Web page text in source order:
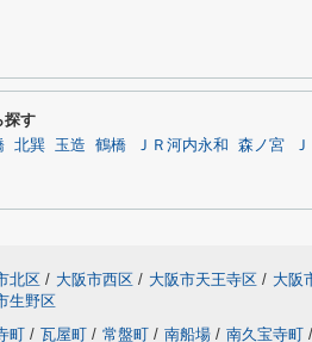
探す
北巽 玉造 鶴橋 ＪＲ河内永和 森ノ宮
北区 / 大阪市西区 / 大阪市天王寺区 / 大阪
生野区
町 / 瓦屋町 / 常盤町 / 南船場 / 南久宝寺町 /